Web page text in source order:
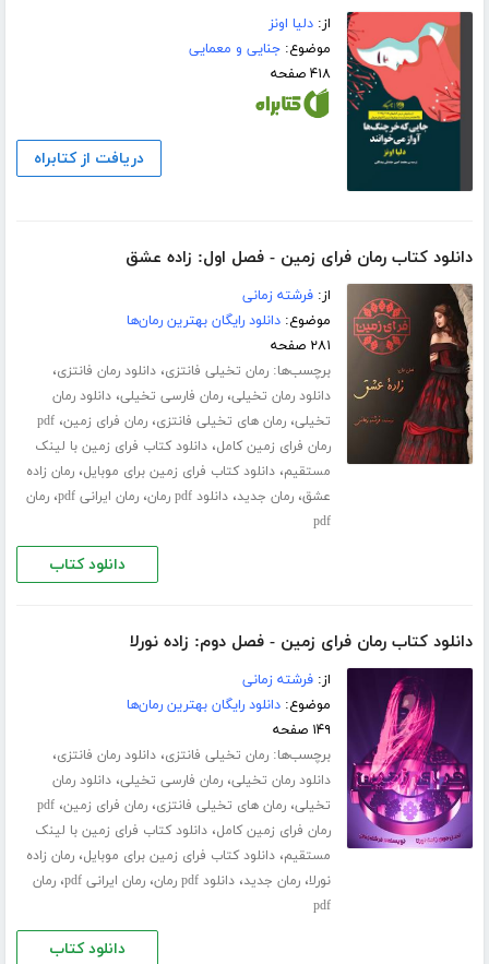
از:دلیا اونز
موضوع:جنایی و معمایی
۴۱۸ صفحه
دریافت از کتابراه
دانلود کتاب رمان فرای زمین - فصل اول: زاده عشق
از:فرشته زمانی
موضوع:دانلود رایگان بهترین رمان‌ها
۲۸۱ صفحه
برچسب‌ها:رمان تخیلی فانتزی،دانلود رمان فانتزی،
دانلود رمان تخیلی،رمان فارسی تخیلی،دانلود رمان
تخیلی،رمان های تخیلی فانتزی،رمان فرای زمین،pdf
رمان فرای زمین کامل،دانلود کتاب فرای زمین با لینک
مستقیم،دانلود کتاب فرای زمین برای موبایل،رمان زاده
عشق،رمان جدید،دانلود pdf رمان ،رمان ایرانی pdf ،رمان
pdf
دانلود کتاب
دانلود کتاب رمان فرای زمین - فصل دوم: زاده نورلا
از:فرشته زمانی
موضوع:دانلود رایگان بهترین رمان‌ها
۱۴۹ صفحه
برچسب‌ها:رمان تخیلی فانتزی،دانلود رمان فانتزی،
دانلود رمان تخیلی،رمان فارسی تخیلی،دانلود رمان
تخیلی،رمان های تخیلی فانتزی،رمان فرای زمین،pdf
رمان فرای زمین کامل،دانلود کتاب فرای زمین با لینک
مستقیم،دانلود کتاب فرای زمین برای موبایل،رمان زاده
نورلا،رمان جدید،دانلود pdf رمان ،رمان ایرانی pdf ،رمان
pdf
دانلود کتاب